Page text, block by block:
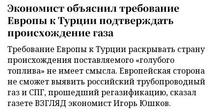
Экономист объяснил требование
Европы к Турции подтверждать
происхождение газа
Требование Европы к Турции раскрывать страну
происхождения поставляемого «голубого
топлива» не имеет смысла. Европейская сторона
не сможет выявить российский трубопроводный
газ и СПГ, прошедший регазификацию, сказал
газете ВЗГЛЯД экономист Игорь Юшков.